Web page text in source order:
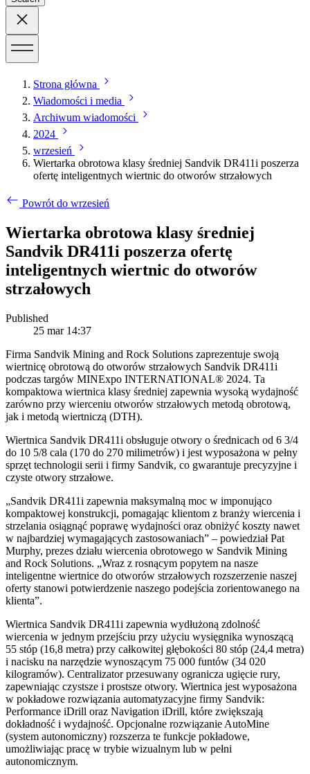
Strona główna
Wiadomości i media
Archiwum wiadomości
2024
wrzesień
Wiertarka obrotowa klasy średniej Sandvik DR411i poszerza
ofertę inteligentnych wiertnic do otworów strzałowych
Powrót do wrzesień
Wiertarka obrotowa klasy średniej
Sandvik DR411i poszerza ofertę
inteligentnych wiertnic do otworów
strzałowych
Published
25 mar 14:37
Firma Sandvik Mining and Rock Solutions zaprezentuje swoją
wiertnicę obrotową do otworów strzałowych Sandvik DR411i
podczas targów MINExpo INTERNATIONAL® 2024. Ta
kompaktowa wiertnica klasy średniej zapewnia wysoką wydajność
zarówno przy wierceniu otworów strzałowych metodą obrotową,
jak i metodą wiertniczą (DTH).
Wiertnica Sandvik DR411i obsługuje otwory o średnicach od 6 3/4
do 10 5/8 cala (170 do 270 milimetrów) i jest wyposażona w pełny
sprzęt technologii serii i firmy Sandvik, co gwarantuje precyzyjne i
czyste otwory strzałowe.
„Sandvik DR411i zapewnia maksymalną moc w imponująco
kompaktowej konstrukcji, pomagając klientom z branży wiercenia i
strzelania osiągnąć poprawę wydajności oraz obniżyć koszty nawet
w najbardziej wymagających zastosowaniach” – powiedział Pat
Murphy, prezes działu wiercenia obrotowego w Sandvik Mining
and Rock Solutions. „Wraz z rosnącym popytem na nasze
inteligentne wiertnice do otworów strzałowych rozszerzenie naszej
oferty stanowi potwierdzenie naszego podejścia zorientowanego na
klienta”.
Wiertnica Sandvik DR411i zapewnia wydłużoną zdolność
wiercenia w jednym przejściu przy użyciu wysięgnika wynoszącą
55 stóp (16,8 metra) przy całkowitej głębokości 80 stóp (24,4 metra)
i nacisku na narzędzie wynoszącym 75 000 funtów (34 020
kilogramów). Centralizator przesuwany ogranicza ugięcie rury,
zapewniając czystsze i prostsze otwory. Wiertnica jest wyposażona
w pokładowe rozwiązania automatyzacyjne firmy Sandvik:
Performance iDrill oraz Navigation iDrill, które zwiększają
dokładność i wydajność. Opcjonalne rozwiązanie AutoMine
(system autonomiczny) rozszerza te funkcje pokładowe,
umożliwiając pracę w trybie wizualnym lub w pełni
autonomicznym.